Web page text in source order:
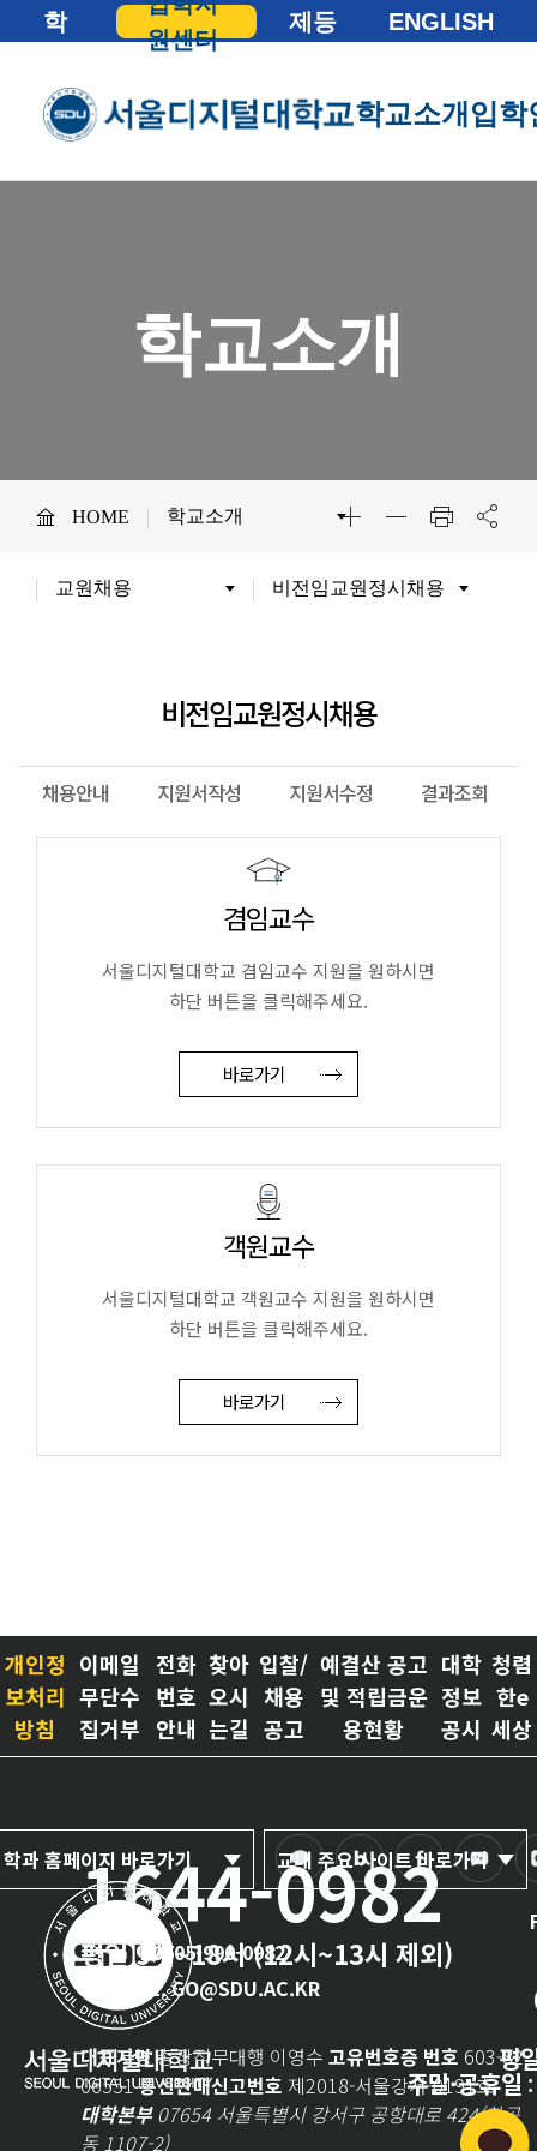
학
원센터
제등
ENGLISH
학교소개
학교법인
법인소개
예결산공고 및 적립금 운
SDU 대학특성화
SDU 2025
전화번호안내
SDU 사회공헌
사이버홍보실
협력안내 산학협력
학군협력
제휴협력
전임교원정시채용
비전임교원(연합대)
튜터채용
입찰/채용공고
입학
학교소개
HOME 학교소개
교원채용 비전임교원정시채용
비전임교원정시채용
채용안내 지원서작성 지원서수정 결과조회
겸임교수
서울디지털대학교 겸임교수 지원을 원하시면
하단 버튼을 클릭해주세요.
바로가기
객원교수
서울디지털대학교 객원교수 지원을 원하시면
하단 버튼을 클릭해주세요.
바로가기
개인정
보처리
방침
이메일
무단수
집거부
전화
번호
안내
찾아
오시
는길
입찰/
채용
공고
예결산 공고
및 적립금운
용현황
대학
정보
공시
청렴
한e
세상
1644-0982
평일 9시~18시 (12시~13시 제외)
0505-990-0982
E-MAIL. GO@SDU.AC.KR
평
주말·공휴일
대표자명총장직무대행 이영수 고유번호증 번호 603-82-
06551통신판매신고번호 제2018-서울강서-0191호
대학본부07654 서울특별시 강서구 공항대로 424(화곡
동 1107-2)
학과 홈페이지 바로가기 교내 주요 사이트 바로가기